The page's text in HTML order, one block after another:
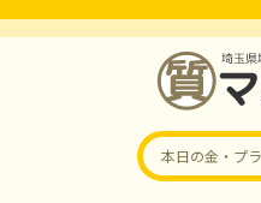
本日の金・プ